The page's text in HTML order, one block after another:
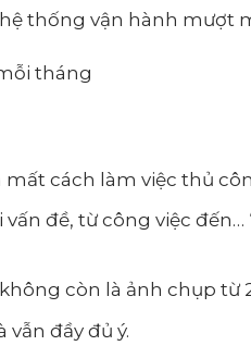
thống vận hành mượt
cách làm việc thủ
vấn đề, từ công việc đến…
còn là ảnh chụp từ
đầy đủ ý.